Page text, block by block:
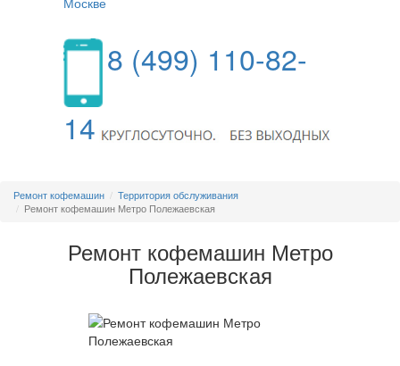
8 (499) 110-82-
14
Ремонт кофемашин
Территория обслуживания
Ремонт кофемашин Метро Полежаевская
Ремонт кофемашин Метро
Полежаевская